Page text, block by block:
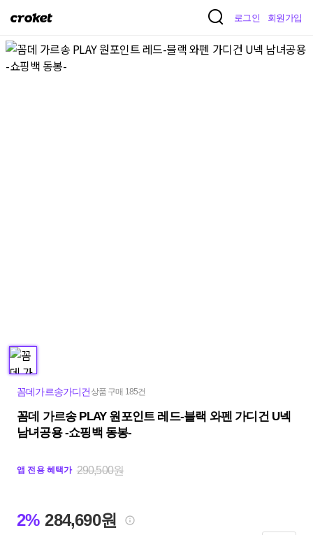
크
켓
로그인 회원가입
꼼데가르송가디건상품 구매 185건
꼼데 가르송 PLAY 원포인트 레드-블랙 와펜 가디건 U넥
남녀공용 -쇼핑백 동봉-
앱 전용 혜택가 290,500원
2% 284,690원